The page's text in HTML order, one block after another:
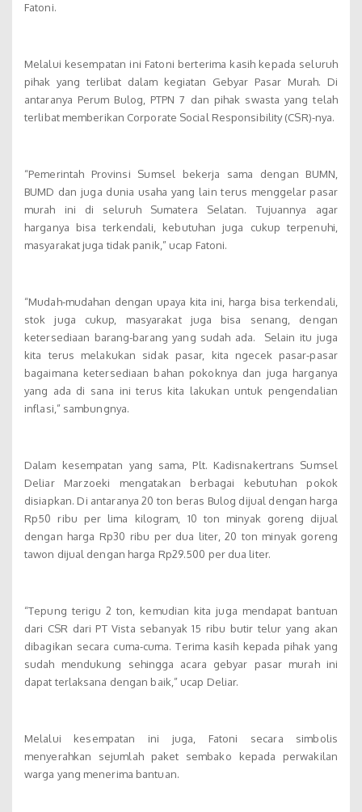
Fatoni.
Melalui kesempatan ini Fatoni berterima kasih kepada seluruh
pihak yang terlibat dalam kegiatan Gebyar Pasar Murah. Di
antaranya Perum Bulog, PTPN 7 dan pihak swasta yang telah
terlibat memberikan Corporate Social Responsibility (CSR)-nya.
“Pemerintah Provinsi Sumsel bekerja sama dengan BUMN,
BUMD dan juga dunia usaha yang lain terus menggelar pasar
murah ini di seluruh Sumatera Selatan. Tujuannya agar
harganya bisa terkendali, kebutuhan juga cukup terpenuhi,
masyarakat juga tidak panik,” ucap Fatoni.
“Mudah-mudahan dengan upaya kita ini, harga bisa terkendali,
stok juga cukup, masyarakat juga bisa senang, dengan
ketersediaan barang-barang yang sudah ada. Selain itu juga
kita terus melakukan sidak pasar, kita ngecek pasar-pasar
bagaimana ketersediaan bahan pokoknya dan juga harganya
yang ada di sana ini terus kita lakukan untuk pengendalian
inflasi,” sambungnya.
Dalam kesempatan yang sama, Plt. Kadisnakertrans Sumsel
Deliar Marzoeki mengatakan berbagai kebutuhan pokok
disiapkan. Di antaranya 20 ton beras Bulog dijual dengan harga
Rp50 ribu per lima kilogram, 10 ton minyak goreng dijual
dengan harga Rp30 ribu per dua liter, 20 ton minyak goreng
tawon dijual dengan harga Rp29.500 per dua liter.
“Tepung terigu 2 ton, kemudian kita juga mendapat bantuan
dari CSR dari PT Vista sebanyak 15 ribu butir telur yang akan
dibagikan secara cuma-cuma. Terima kasih kepada pihak yang
sudah mendukung sehingga acara gebyar pasar murah ini
dapat terlaksana dengan baik,” ucap Deliar.
Melalui kesempatan ini juga, Fatoni secara simbolis
menyerahkan sejumlah paket sembako kepada perwakilan
warga yang menerima bantuan.